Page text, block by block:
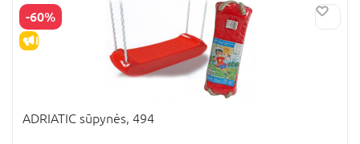
-60%
IŠPARDAVIMAS
ADRIATIC sūpynės, 494